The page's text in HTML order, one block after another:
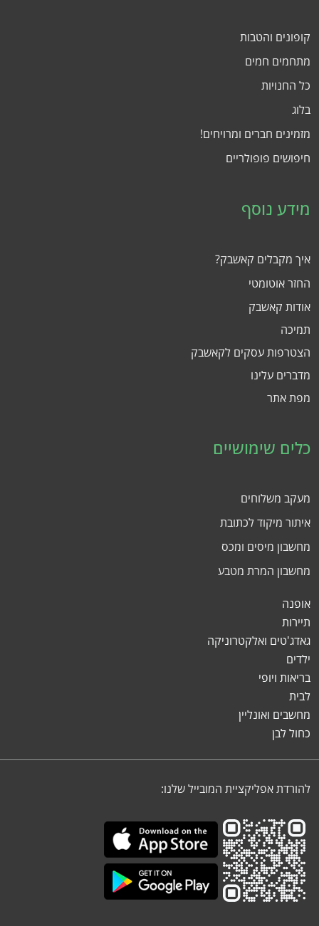
קופונים והטבות
מתחמים חמים
כל החנויות
בלוג
מזמינים חברים ומרויחים!
חיפושים פופולריים
מידע נוסף
איך מקבלים קאשבק?
החזר אוטומטי
אודות קאשבק
תמיכה
הצטרפות עסקים לקאשבק
מדברים עלינו
מפת אתר
כלים שימושיים
מעקב משלוחים
איתור מיקוד לכתובת
מחשבון מיסים ומכס
מחשבון המרת מטבע
אופנה
תיירות
גאדג'טים ואלקטרוניקה
ילדים
בריאות ויופי
לבית
מחשבים ואונליין
כחול לבן
להורדת אפליקציית המובייל שלנו: